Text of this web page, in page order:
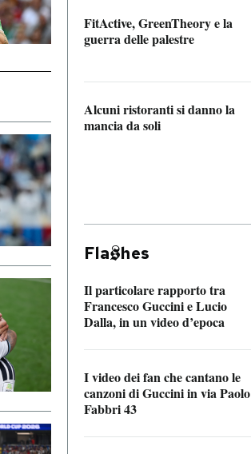
FitActive, GreenTheory e la
guerra delle palestre
Alcuni ristoranti si danno la
mancia da soli
Fla hes
Il particolare rapporto tra
Francesco Guccini e Lucio
Dalla, in un video d’epoca
I video dei fan che cantano le
canzoni di Guccini in via Paolo
Fabbri 43